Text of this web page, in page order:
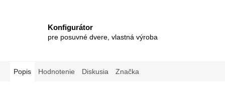
Konfigurátor
pre posuvné dvere, vlastná výroba
Popis Hodnotenie Diskusia Značka